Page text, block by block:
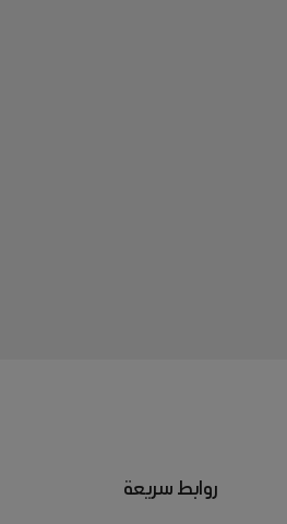
روابط سريعة